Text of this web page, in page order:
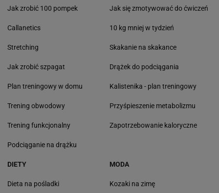
Jak zrobić 100 pompek
Callanetics
Stretching
Jak zrobić szpagat
Plan treningowy w domu
Trening obwodowy
Trening funkcjonalny
Podciąganie na drążku
Jak się zmotywować do ćwiczeń
10 kg mniej w tydzień
Skakanie na skakance
Drążek do podciągania
Kalistenika - plan treningowy
Przyśpieszenie metabolizmu
Zapotrzebowanie kaloryczne
DIETY
Dieta na pośladki
MODA
Kozaki na zimę